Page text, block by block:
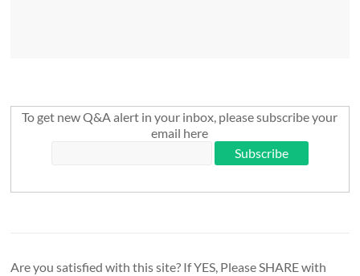
To get new Q&A alert in your inbox, please subscribe your
email here
Are you satisfied with this site? If YES, Please SHARE with